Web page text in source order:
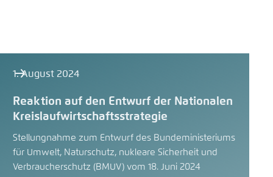
1. August 2024
Reaktion auf den Entwurf der Nationalen
Kreislaufwirtschaftsstrategie
Stellungnahme zum Entwurf des Bundeministeriums
für Umwelt, Naturschutz, nukleare Sicherheit und
Verbraucherschutz (BMUV) vom 18. Juni 2024